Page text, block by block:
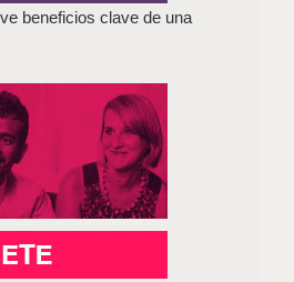
beneficios clave de una